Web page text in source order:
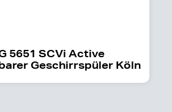
5651 SCVi Active
Geschirrspüler Köln